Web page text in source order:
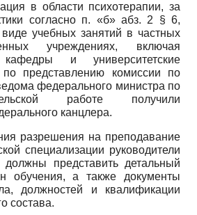
в области психотерапии, за
согласно п. «б» абз. 2 § 6,
учебных занятий в частных
учреждениях, включая
кафедры и университетские
по представлению комиссии по
федерального министра по
работе получили
канцлера.
разрешения на преподавание
специализации руководители
должны представить детальный
обучения, а также документы
должностей и квалификации
состава.